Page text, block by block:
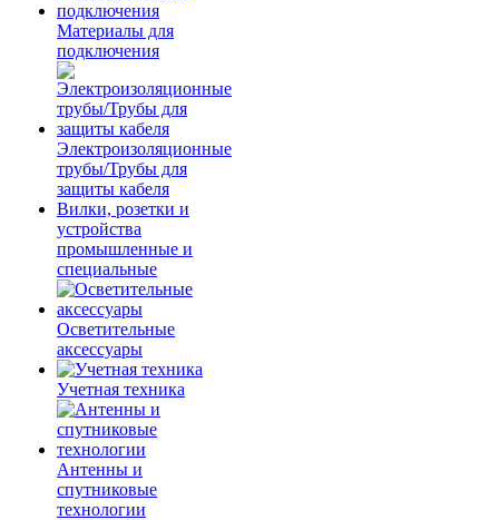
Материалы для
подключения
Электроизоляционные
трубы/Трубы для
защиты кабеля
Вилки, розетки и
устройства
промышленные и
специальные
Осветительные
аксессуары
Учетная техника
Антенны и
спутниковые
технологии